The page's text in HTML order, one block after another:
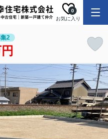
お気に入り
0
2